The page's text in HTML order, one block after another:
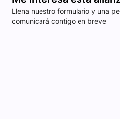
Llena nuestro formulario y una
comunicará contigo en breve